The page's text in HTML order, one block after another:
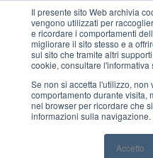
Il presente sito Web archivia
vengono utilizzati per
e ricordare i comportamenti
migliorare il sito stesso e a
sul sito che tramite altri
cookie, consultare l'informativa
Se non si accetta l'utilizzo, non
comportamento durante visita,
nel browser per ricordare che
informazioni sulla navigazione.
Accetto